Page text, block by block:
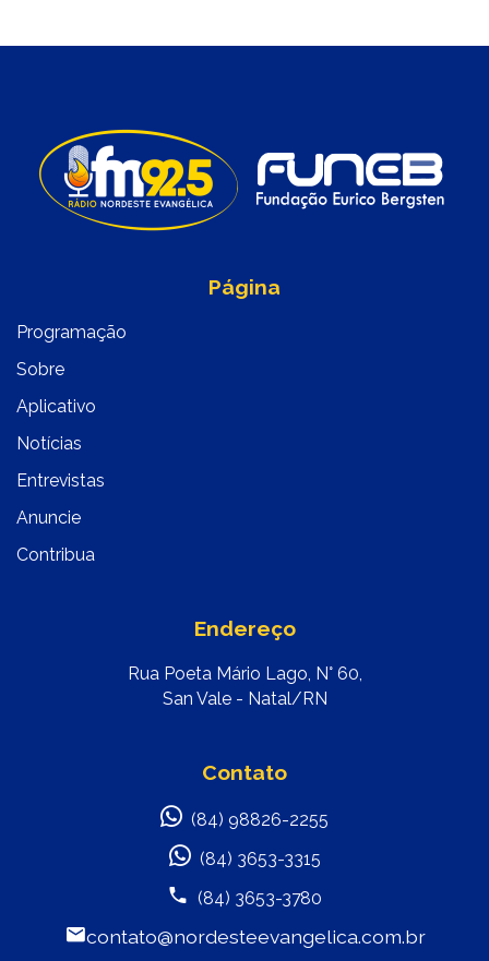
Página
Programação
Sobre
Aplicativo
Notícias
Entrevistas
Anuncie
Contribua
Endereço
Rua Poeta Mário Lago, N° 60,
San Vale - Natal/RN
Contato
(84) 98826-2255
(84) 3653-3315
(84) 3653-3780
contato@nordesteevangelica.com.br